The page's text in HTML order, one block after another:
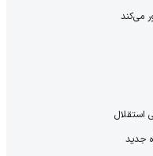
استقلال
جدید